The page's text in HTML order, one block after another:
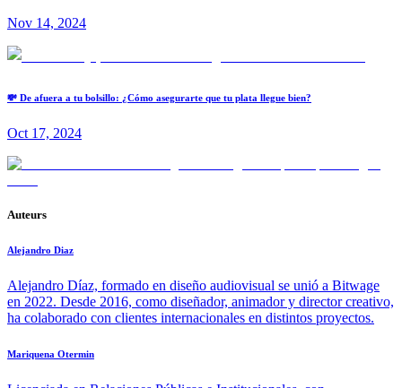
Nov 14, 2024
💸 De afuera a tu bolsillo: ¿Cómo asegurarte que tu plata llegue bien?
Oct 17, 2024
Auteurs
Alejandro Diaz
Alejandro Díaz, formado en diseño audiovisual se unió a Bitwage
en 2022. Desde 2016, como diseñador, animador y director creativo,
ha colaborado con clientes internacionales en distintos proyectos.
Mariquena Otermin